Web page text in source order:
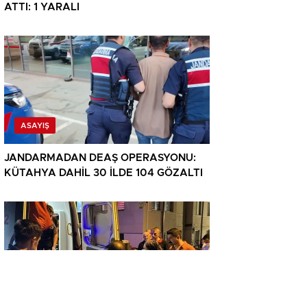
ATTI: 1 YARALI
ASAYIŞ
JANDARMADAN DEAŞ OPERASYONU:
KÜTAHYA DAHİL 30 İLDE 104 GÖZALTI